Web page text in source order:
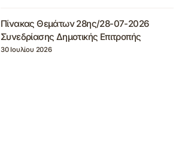
Πίνακας Θεμάτων 28ης/28-07-2026
Συνεδρίασης Δημοτικής Επιτροπής
30 Ιουλίου 2026